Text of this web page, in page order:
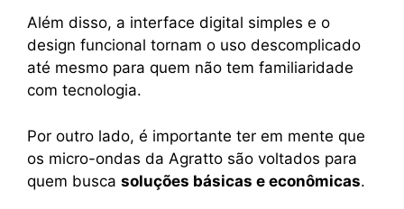
Além disso, a interface digital simples e o
design funcional tornam o uso descomplicado
até mesmo para quem não tem familiaridade
com tecnologia.
Por outro lado, é importante ter em mente que
os micro-ondas da Agratto são voltados para
quem busca soluções básicas e econômicas.